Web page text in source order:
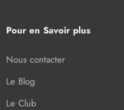
Pour en Savoir plus
Nous contacter
Le Blog
Le Club